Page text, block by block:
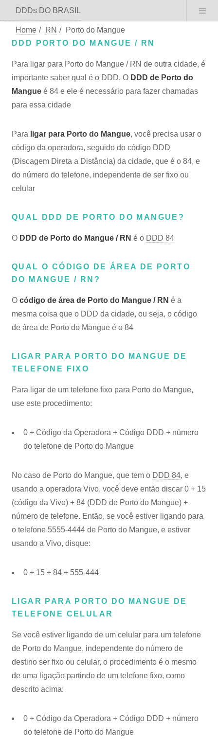
DDDs DO BRASIL
Home / RN /
Porto do Mangue
DDD PORTO DO MANGUE / RN
Para ligar para Porto do Mangue / RN de outra cidade, é
importante saber qual é o DDD. O DDD de Porto do
Mangue é 84 e ele é necessário para fazer chamadas
para essa cidade
Para ligar para Porto do Mangue, você precisa usar o
código da operadora, seguido do código DDD
(Discagem Direta a Distância) da cidade, que é o 84, e
do número do telefone, independente de ser fixo ou
celular
QUAL DDD DE PORTO DO MANGUE?
O DDD de Porto do Mangue / RN é o DDD 84
QUAL O CÓDIGO DE ÁREA DE PORTO
DO MANGUE / RN?
O código de área de Porto do Mangue / RN é a
mesma coisa que o DDD da cidade, ou seja, o código
de área de Porto do Mangue é o 84
LIGAR PARA PORTO DO MANGUE DE
TELEFONE FIXO
Para ligar de um telefone fixo para Porto do Mangue,
use este procedimento:
0 + Código da Operadora + Código DDD + número
do telefone de Porto do Mangue
No caso de Porto do Mangue, que tem o DDD 84, e
usando a operadora Vivo, você deve então discar 0 + 15
(código da Vivo) + 84 (DDD de Porto do Mangue) +
número de telefone. Então, se você estiver ligando para
o telefone 5555-4444 de Porto do Mangue, e estiver
usando a Vivo, disque:
0 + 15 + 84 + 555-444
LIGAR PARA PORTO DO MANGUE DE
TELEFONE CELULAR
Se você estiver ligando de um celular para um telefone
de Porto do Mangue, independente do número de
destino ser fixo ou celular, o procedimento é o mesmo
de uma ligação partindo de um telefone fixo, como
descrito acima:
0 + Código da Operadora + Código DDD + número
do telefone de Porto do Mangue